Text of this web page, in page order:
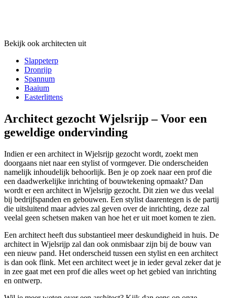
Bekijk ook architecten uit
Slappeterp
Dronrijp
Spannum
Baaium
Easterlittens
Architect gezocht Wjelsrijp – Voor een
geweldige ondervinding
Indien er een architect in Wjelsrijp gezocht wordt, zoekt men
doorgaans niet naar een stylist of vormgever. Die onderscheiden
namelijk inhoudelijk behoorlijk. Ben je op zoek naar een prof die
een daadwerkelijke inrichting of bouwtekening opmaakt? Dan
wordt er een architect in Wjelsrijp gezocht. Dit zien we dus veelal
bij bedrijfspanden en gebouwen. Een stylist daarentegen is de partij
die uitsluitend maar advies zal geven over de inrichting, deze zal
veelal geen schetsen maken van hoe het er uit moet komen te zien.
Een architect heeft dus substantieel meer deskundigheid in huis. De
architect in Wjelsrijp zal dan ook onmisbaar zijn bij de bouw van
een nieuw pand. Het onderscheid tussen een stylist en een architect
is dan ook flink. Met een architect weet je in ieder geval zeker dat je
in zee gaat met een prof die alles weet op het gebied van inrichting
en ontwerp.